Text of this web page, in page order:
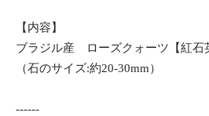
【内容】
ブラジル産 ローズクォーツ【紅石
（石のサイズ:約20-30mm）
------